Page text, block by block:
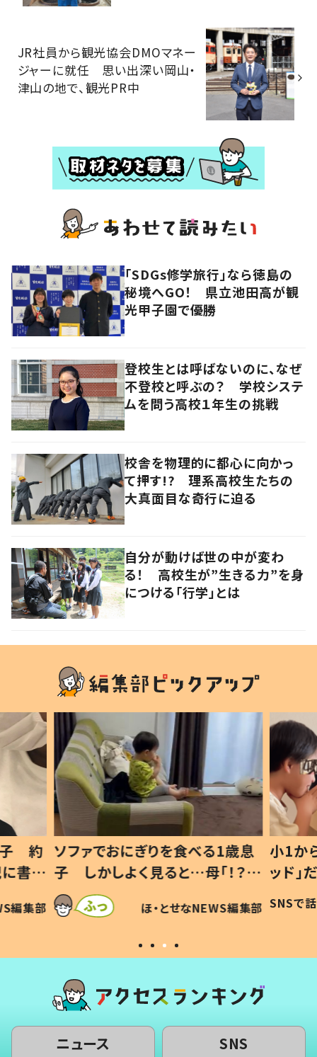
JR社員から観光協会DMOマネー
ジャーに就任 思い出深い岡山・
津山の地で、観光PR中
「SDGs修学旅行」なら徳島の
秘境へGO！ 県立池田高が観
光甲子園で優勝
登校生とは呼ばないのに、なぜ
不登校と呼ぶの？ 学校システ
ムを問う高校１年生の挑戦
校舎を物理的に都心に向かっ
て押す!? 理系高校生たちの
大真面目な奇行に迫る
自分が動けば世の中が変わ
る！ 高校生が”生きる力”を身
につける「行学」とは
歳息
？」
編集部
小1から不登校、息子は「ギフテ
ッド」だった 父が“ウチ給食”を
作り続ける理由とは #令和の親
#令和の子
SNSで話題 ほ・とせなNEWS編集部
ひ孫
が、抱
「涙
い」
ニュース SNS